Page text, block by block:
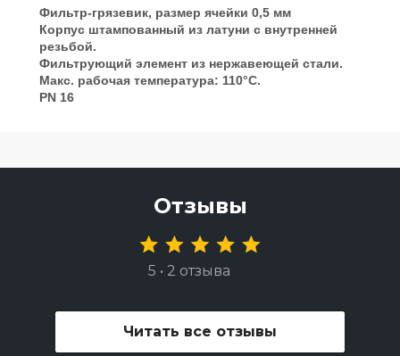
Фильтр-грязевик, размер ячейки 0,5 мм
Корпус штампованный из латуни с внутренней
резьбой.
Фильтрующий элемент из нержавеющей стали.
Макс. рабочая температура: 110°С.
PN 16
Отзывы
5 • 2 отзыва
Читать все отзывы